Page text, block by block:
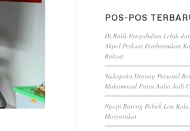
POS-POS
Di Balik Pengabdian Lebih
Akpol Perkuat Pembentukan
Rakyat
Wakapolri Dorong Personel
Muhammad Putra Aulia Jadi
Ngopi Bareng Polsek Loa
Masyarakat